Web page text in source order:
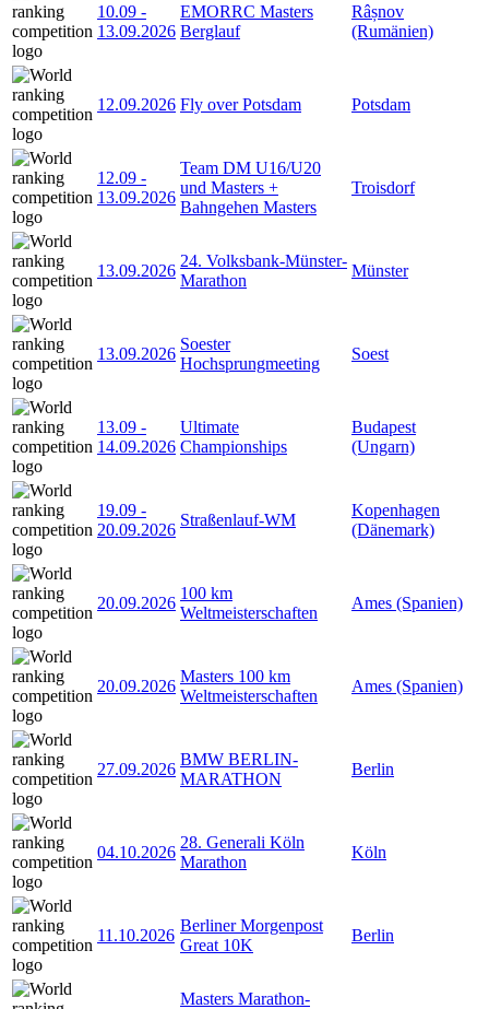
10.09 -
13.09.2026
EMORRC Masters
Berglauf
Râșnov
(Rumänien)
12.09.2026 Fly over Potsdam Potsdam
12.09 -
13.09.2026
Team DM U16/U20
und Masters +
Bahngehen Masters
Troisdorf
13.09.2026
24. Volksbank-Münster-
Marathon
Münster
13.09.2026
Soester
Hochsprungmeeting
Soest
13.09 -
14.09.2026
Ultimate
Championships
Budapest
(Ungarn)
19.09 -
20.09.2026
Straßenlauf-WM
Kopenhagen
(Dänemark)
20.09.2026
100 km
Weltmeisterschaften
Ames (Spanien)
20.09.2026
Masters 100 km
Weltmeisterschaften
Ames (Spanien)
27.09.2026
BMW BERLIN-
MARATHON
Berlin
04.10.2026
28. Generali Köln
Marathon
Köln
11.10.2026
Berliner Morgenpost
Great 10K
Berlin
Masters Marathon-